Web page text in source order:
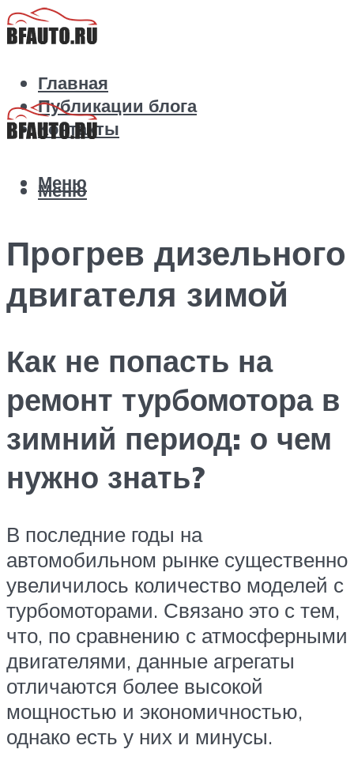
Главная
Публикации блога
Контакты
Меню
Меню
Прогрев дизельного
двигателя зимой
Как не попасть на
ремонт турбомотора в
зимний период: о чем
нужно знать?
В последние годы на
автомобильном рынке существенно
увеличилось количество моделей с
турбомоторами. Связано это с тем,
что, по сравнению с атмосферными
двигателями, данные агрегаты
отличаются более высокой
мощностью и экономичностью,
однако есть у них и минусы.